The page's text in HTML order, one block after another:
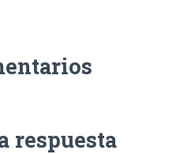
respuesta